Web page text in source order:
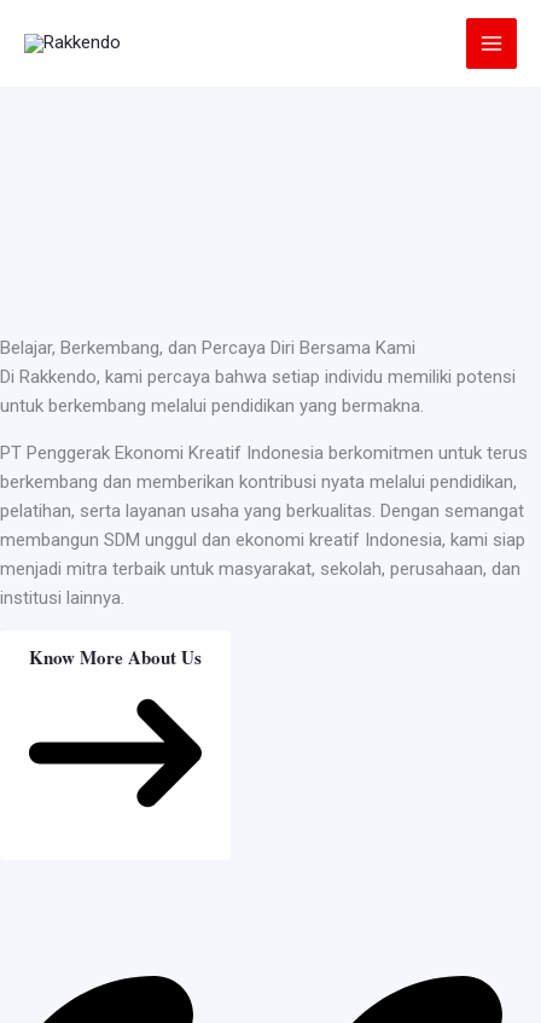
Belajar, Berkembang, dan Percaya Diri Bersama Kami
Di Rakkendo, kami percaya bahwa setiap individu memiliki potensi
untuk berkembang melalui pendidikan yang bermakna.
PT Penggerak Ekonomi Kreatif Indonesia berkomitmen untuk terus
berkembang dan memberikan kontribusi nyata melalui pendidikan,
pelatihan, serta layanan usaha yang berkualitas. Dengan semangat
membangun SDM unggul dan ekonomi kreatif Indonesia, kami siap
menjadi mitra terbaik untuk masyarakat, sekolah, perusahaan, dan
institusi lainnya.
Know More About Us